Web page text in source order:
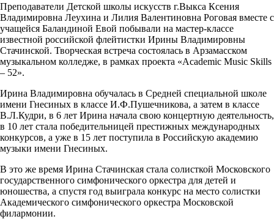
Преподаватели Детской школы искусств г.Выкса Ксения
Владимировна Леухина и Лилия Валентиновна Роговая вместе с
учащейся Баландиной Евой побывали на мастер-классе
известной российской флейтистки Ирины Владимировны
Стачинской. Творческая встреча состоялась в Арзамасском
музыкальном колледже, в рамках проекта «Academic Music Skills
– 52».
Ирина Владимировна обучалась в Средней специальной школе
имени Гнесиных в классе И.Ф.Пушечникова, а затем в классе
В.Л.Кудри, в 6 лет Ирина начала свою концертную деятельность,
в 10 лет стала победительницей престижных международных
конкурсов, а уже в 15 лет поступила в Российскую академию
музыки имени Гнесиных.
В это же время Ирина Стачинская стала солисткой Московского
государственного симфонического оркестра для детей и
юношества, а спустя год выиграла конкурс на место солистки
Академического симфонического оркестра Московской
филармонии.